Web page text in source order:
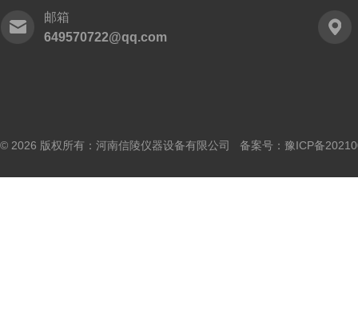
邮箱
649570722@qq.com
© 2026 版权所有：河南信陵仪器设备有限公司 备案号： 豫ICP备